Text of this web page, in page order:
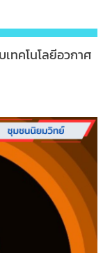
ทคโนโลยีอวกาศ